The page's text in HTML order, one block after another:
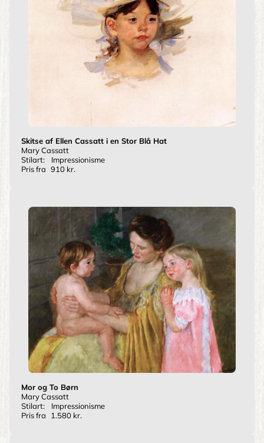
Skitse af Ellen Cassatt i en Stor Blå Hat
Mary Cassatt
Stilart:
Impressionisme
Pris fra 910 kr.
Mor og To Børn
Mary Cassatt
Stilart:
Impressionisme
Pris fra
1.580 kr.